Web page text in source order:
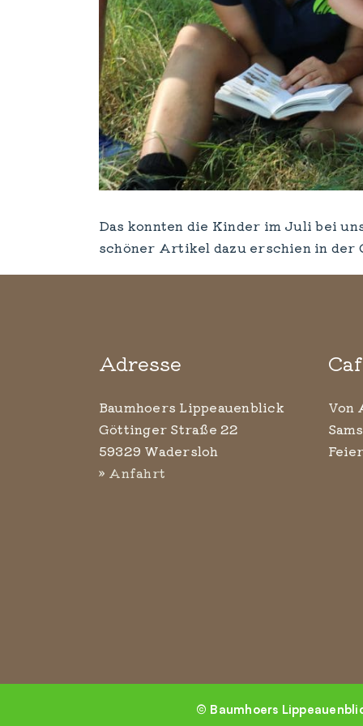
Das konnten die Kinder im Juli bei
schöner Artikel dazu erschien in der
Adresse
Baumhoers Lippeauenblick
Göttinger Straße 22
59329 Wadersloh
» Anfahrt
Von
© Baumhoers